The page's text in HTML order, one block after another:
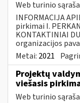
Web turinio
INFORMACIJA
pirkimai I.
KONTAKTINIAI
organizacijos
Metai: 2021
Projektų
viešasis
Web turinio